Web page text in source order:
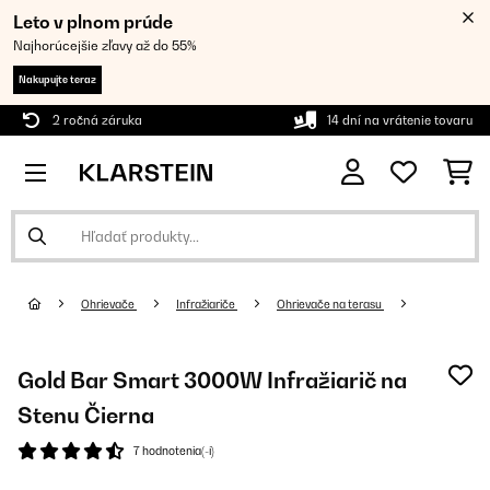
Leto v plnom prúde
Najhorúcejšie zľavy až do 55%
Nakupujte teraz
2 ročná záruka 14 dní na vrátenie tovaru
Ohrievače Infražiariče Ohrievače na terasu
Gold Bar Smart 3000W Infražiarič na
Stenu Čierna
7 hodnotenia(-í)